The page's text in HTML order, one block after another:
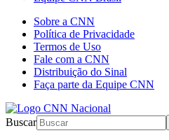
Sobre a CNN
Política de Privacidade
Termos de Uso
Fale com a CNN
Distribuição do Sinal
Faça parte da Equipe CNN
Buscar